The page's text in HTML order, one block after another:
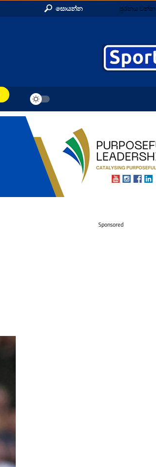
සොයන්න පුරනය වන්න
Sponsored